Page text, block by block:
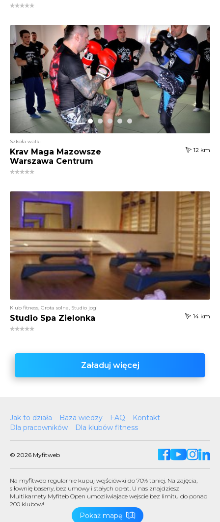
Pokaż mapę
Szkoła walki
Krav Maga Mazowsze
Warszawa Centrum
12 km
Klub fitness, Grota solna, Studio jogi
Studio Spa Zielonka 14 km
Załaduj więcej
Jak to działa Baza wiedzy FAQ
Kontakt
Dla pracowników
Dla klubów fitness
© 2026 Myfitweb
Na myfitweb regularnie kupuj wejściówki do 70% taniej. Na zajęcia,
siłownię baseny, bez umowy i stałych opłat. U nas znajdziesz
Multikarnety Myfiteb Open umozliwiajace wejscie bez limitu do ponad
200 klubow!